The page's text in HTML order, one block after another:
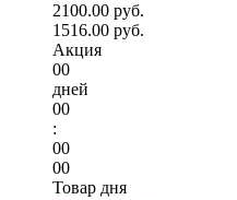
2100.00 руб.
1516.00 руб.
Акция
00
дней
00
:
00
00
Товар дня